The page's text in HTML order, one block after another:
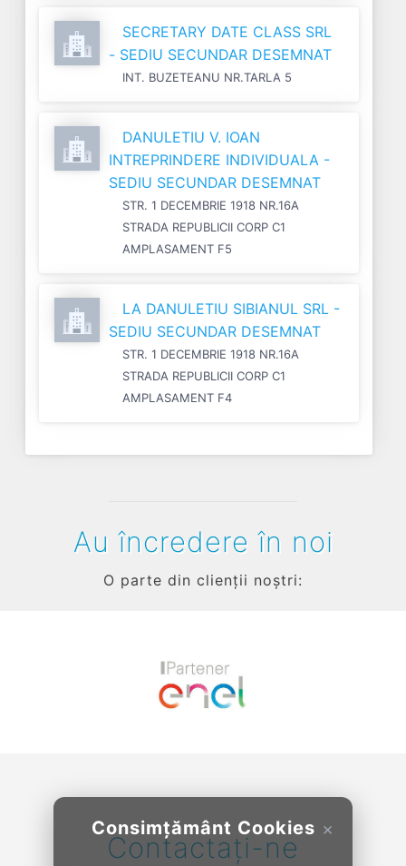
SECRETARY DATE CLASS SRL
- SEDIU SECUNDAR DESEMNAT
INT. BUZETEANU NR.TARLA 5
DANULETIU V. IOAN
INTREPRINDERE INDIVIDUALA -
SEDIU SECUNDAR DESEMNAT
STR. 1 DECEMBRIE 1918 NR.16A
STRADA REPUBLICII CORP C1
AMPLASAMENT F5
LA DANULETIU SIBIANUL SRL -
SEDIU SECUNDAR DESEMNAT
STR. 1 DECEMBRIE 1918 NR.16A
STRADA REPUBLICII CORP C1
AMPLASAMENT F4
×
Consimțământ Cookies
Au încredere în noi
O parte din clienții noștri:
Contactați-ne